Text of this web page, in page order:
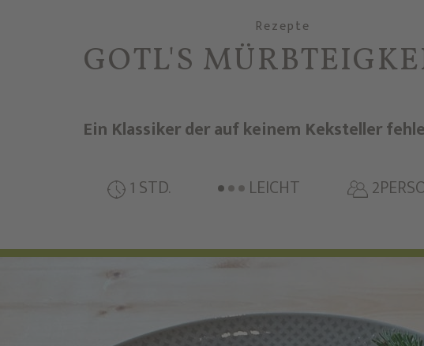
Rezepte
GOTL'S
Ein Klassiker der auf keinem Keksteller
1 STD.
LEICHT